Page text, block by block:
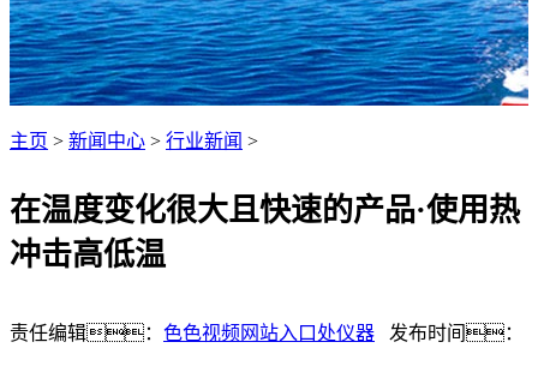
主页 > 新闻中心 > 行业新闻 >
在温度变化很大且快速的产品·使用热
冲击高低温
责任编辑： 色色视频网站入口处仪器 发布时间：